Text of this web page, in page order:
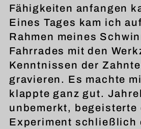
Fähigkeiten anfangen
Eines Tages kam ich
Rahmen meines
Fahrrades mit den
Kenntnissen der
gravieren. Es machte
klappte ganz gut.
unbemerkt, begeisterte
Experiment schließlich